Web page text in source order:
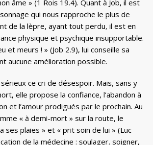
âme » (1 Rois 19.4). Quant à Job, il est
qui nous rapproche le plus de
de la lèpre, ayant tout perdu, il est en
physique et psychique insupportable.
et meurs ! » (Job 2.9), lui conseille sa
aucune amélioration possible.
ce cri de désespoir. Mais, sans y
elle propose la confiance, l’abandon à
et l’amour prodigués par le prochain. Au
« à demi-mort » sur la route, le
ses plaies » et « prit soin de lui » (Luc
de la médecine : soulager, soigner,